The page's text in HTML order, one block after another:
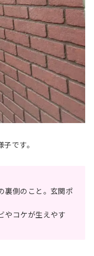
です。
裏側のこと。玄関ポ
やコケが生えやす